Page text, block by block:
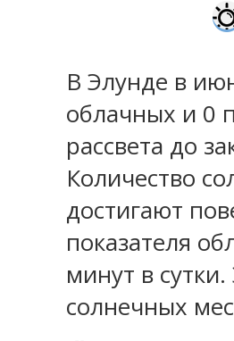
В Элунде в
облачных и 0
рассвета до
Количество
достигают
показателя
минут в
солнечных